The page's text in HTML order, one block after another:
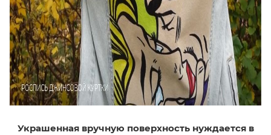
Украшенная вручную поверхность нуждается в